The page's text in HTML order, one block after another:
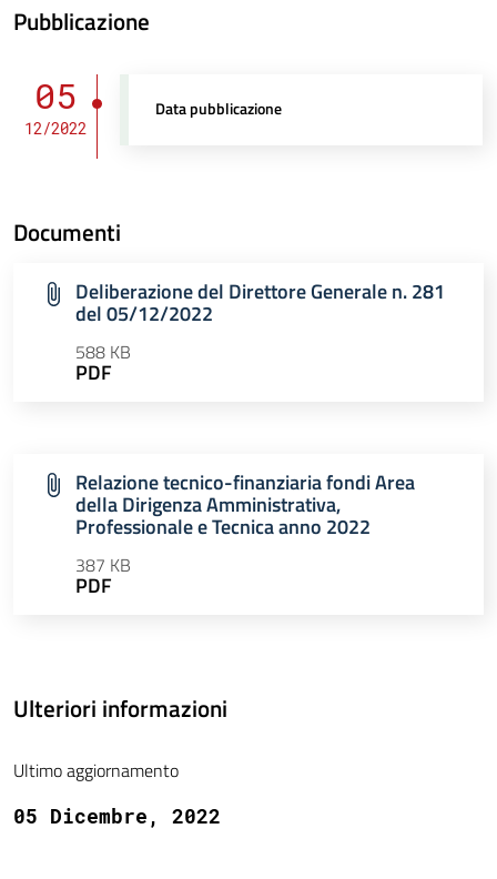
Pubblicazione
05
12/2022
Data pubblicazione
Documenti
Deliberazione del Direttore Generale n. 281
del 05/12/2022
588 KB
PDF
Relazione tecnico-finanziaria fondi Area
della Dirigenza Amministrativa,
Professionale e Tecnica anno 2022
387 KB
PDF
Ulteriori informazioni
Ultimo aggiornamento
05 Dicembre, 2022